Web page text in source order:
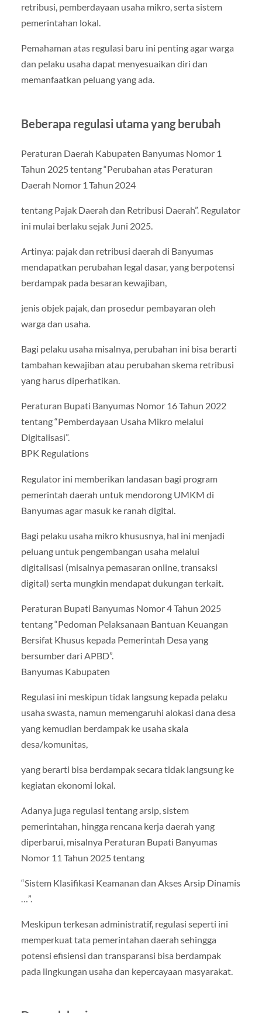
retribusi, pemberdayaan usaha mikro, serta sistem
pemerintahan lokal.
Pemahaman atas regulasi baru ini penting agar warga
dan pelaku usaha dapat menyesuaikan diri dan
memanfaatkan peluang yang ada.
Beberapa regulasi utama yang berubah
Peraturan Daerah Kabupaten Banyumas Nomor 1
Tahun 2025 tentang “Perubahan atas Peraturan
Daerah Nomor 1 Tahun 2024
tentang Pajak Daerah dan Retribusi Daerah”. Regulator
ini mulai berlaku sejak Juni 2025.
Artinya: pajak dan retribusi daerah di Banyumas
mendapatkan perubahan legal dasar, yang berpotensi
berdampak pada besaran kewajiban,
jenis objek pajak, dan prosedur pembayaran oleh
warga dan usaha.
Bagi pelaku usaha misalnya, perubahan ini bisa berarti
tambahan kewajiban atau perubahan skema retribusi
yang harus diperhatikan.
Peraturan Bupati Banyumas Nomor 16 Tahun 2022
tentang “Pemberdayaan Usaha Mikro melalui
Digitalisasi”.
BPK Regulations
Regulator ini memberikan landasan bagi program
pemerintah daerah untuk mendorong UMKM di
Banyumas agar masuk ke ranah digital.
Bagi pelaku usaha mikro khususnya, hal ini menjadi
peluang untuk pengembangan usaha melalui
digitalisasi (misalnya pemasaran online, transaksi
digital) serta mungkin mendapat dukungan terkait.
Peraturan Bupati Banyumas Nomor 4 Tahun 2025
tentang “Pedoman Pelaksanaan Bantuan Keuangan
Bersifat Khusus kepada Pemerintah Desa yang
bersumber dari APBD”.
Banyumas Kabupaten
Regulasi ini meskipun tidak langsung kepada pelaku
usaha swasta, namun memengaruhi alokasi dana desa
yang kemudian berdampak ke usaha skala
desa/komunitas,
yang berarti bisa berdampak secara tidak langsung ke
kegiatan ekonomi lokal.
Adanya juga regulasi tentang arsip, sistem
pemerintahan, hingga rencana kerja daerah yang
diperbarui, misalnya Peraturan Bupati Banyumas
Nomor 11 Tahun 2025 tentang
“Sistem Klasifikasi Keamanan dan Akses Arsip Dinamis
…”.
Meskipun terkesan administratif, regulasi seperti ini
memperkuat tata pemerintahan daerah sehingga
potensi efisiensi dan transparansi bisa berdampak
pada lingkungan usaha dan kepercayaan masyarakat.